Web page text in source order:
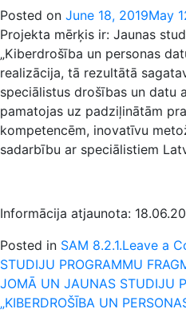
Posted on June 18, 2019May
Projekta mērķis ir: Jaunas
„Kiberdrošība un personas
realizācija, tā rezultātā
speciālistus drošības un datu
pamatojas uz padziļinātām
kompetencēm, inovatīvu
sadarbību ar speciālistiem
Informācija atjaunota:
Posted in SAM 8.2.1.Leave a
STUDIJU PROGRAMMU
JOMĀ UN JAUNAS STUDIJU
„KIBERDROŠĪBA UN